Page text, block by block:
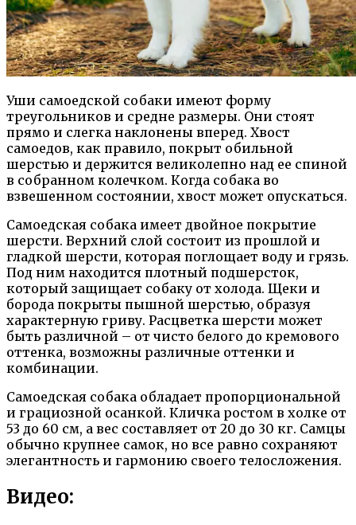
Уши самоедской собаки имеют форму
треугольников и средне размеры. Они стоят
прямо и слегка наклонены вперед. Хвост
самоедов, как правило, покрыт обильной
шерстью и держится великолепно над ее спиной
в собранном колечком. Когда собака во
взвешенном состоянии, хвост может опускаться.
Самоедская собака имеет двойное покрытие
шерсти. Верхний слой состоит из прошлой и
гладкой шерсти, которая поглощает воду и грязь.
Под ним находится плотный подшерсток,
который защищает собаку от холода. Щеки и
борода покрыты пышной шерстью, образуя
характерную гриву. Расцветка шерсти может
быть различной – от чисто белого до кремового
оттенка, возможны различные оттенки и
комбинации.
Самоедская собака обладает пропорциональной
и грациозной осанкой. Кличка ростом в холке от
53 до 60 см, а вес составляет от 20 до 30 кг. Самцы
обычно крупнее самок, но все равно сохраняют
элегантность и гармонию своего телосложения.
Видео: